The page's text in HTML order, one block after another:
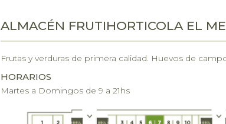
ALMACÉN FRUTIHORTICOLA EL
Frutas y verduras de primera calidad. Huevos de
HORARIOS
Martes a Domingos de 9 a 21hs